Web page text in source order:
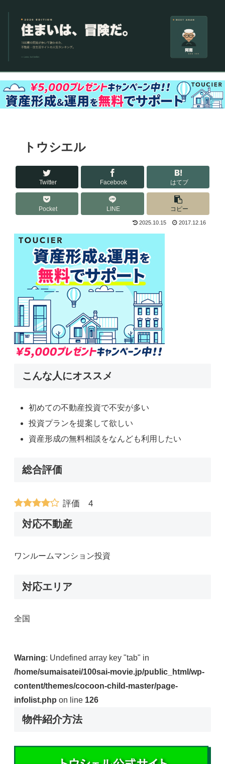
トウシエル
Twitter Facebook はてブ
Pocket LINE コピー
2025.10.15 2017.12.16
こんな人にオススメ
初めての不動産投資で不安が多い
投資プランを提案して欲しい
資産形成の無料相談をなんども利用したい
総合評価
評価 4
対応不動産
ワンルームマンション投資
対応エリア
全国
Warning: Undefined array key "tab" in
/home/sumaisatei/100sai-movie.jp/public_html/wp-
content/themes/cocoon-child-master/page-
infolist.php on line 126
物件紹介方法